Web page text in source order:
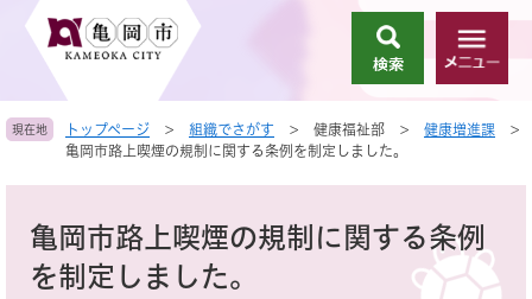
頭
す
飛
し
索
メ
ニ
ー
現在地 トップページ > 組織でさがす > 健康福祉部 > 健康増進課
>
亀岡市路上喫煙の規制に関する条例を制定しました。
亀岡市路上喫煙の規制に関する条例
を制定しました。